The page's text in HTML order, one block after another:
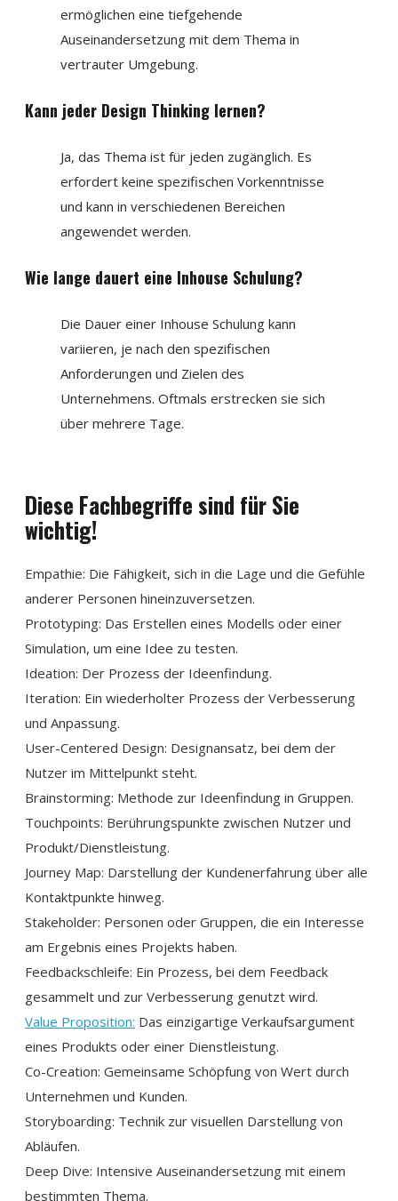
ermöglichen eine tiefgehende
Auseinandersetzung mit dem Thema in
vertrauter Umgebung.
Kann jeder Design Thinking lernen?
Ja, das Thema ist für jeden zugänglich. Es
erfordert keine spezifischen Vorkenntnisse
und kann in verschiedenen Bereichen
angewendet werden.
Wie lange dauert eine Inhouse Schulung?
Die Dauer einer Inhouse Schulung kann
variieren, je nach den spezifischen
Anforderungen und Zielen des
Unternehmens. Oftmals erstrecken sie sich
über mehrere Tage.
Diese Fachbegriffe sind für Sie
wichtig!
Empathie: Die Fähigkeit, sich in die Lage und die Gefühle
anderer Personen hineinzuversetzen.
Prototyping: Das Erstellen eines Modells oder einer
Simulation, um eine Idee zu testen.
Ideation: Der Prozess der Ideenfindung.
Iteration: Ein wiederholter Prozess der Verbesserung
und Anpassung.
User-Centered Design: Designansatz, bei dem der
Nutzer im Mittelpunkt steht.
Brainstorming: Methode zur Ideenfindung in Gruppen.
Touchpoints: Berührungspunkte zwischen Nutzer und
Produkt/Dienstleistung.
Journey Map: Darstellung der Kundenerfahrung über alle
Kontaktpunkte hinweg.
Stakeholder: Personen oder Gruppen, die ein Interesse
am Ergebnis eines Projekts haben.
Feedbackschleife: Ein Prozess, bei dem Feedback
gesammelt und zur Verbesserung genutzt wird.
Value Proposition: Das einzigartige Verkaufsargument
eines Produkts oder einer Dienstleistung.
Co-Creation: Gemeinsame Schöpfung von Wert durch
Unternehmen und Kunden.
Storyboarding: Technik zur visuellen Darstellung von
Abläufen.
Deep Dive: Intensive Auseinandersetzung mit einem
bestimmten Thema.